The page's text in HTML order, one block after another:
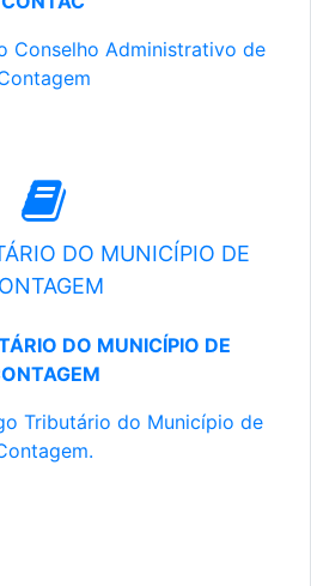
Conselho Administrativo de
DO MUNICÍPIO DE
DO MUNICÍPIO DE
Tributário do Município de